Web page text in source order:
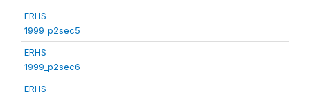
ERHS
1999_p2sec5
ERHS
1999_p2sec6
ERHS